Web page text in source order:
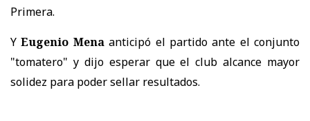
Primera.
YEugenio Menaanticipó el partido ante el conjunto
"tomatero" y dijo esperar que el club alcance mayor
solidez para poder sellar resultados.